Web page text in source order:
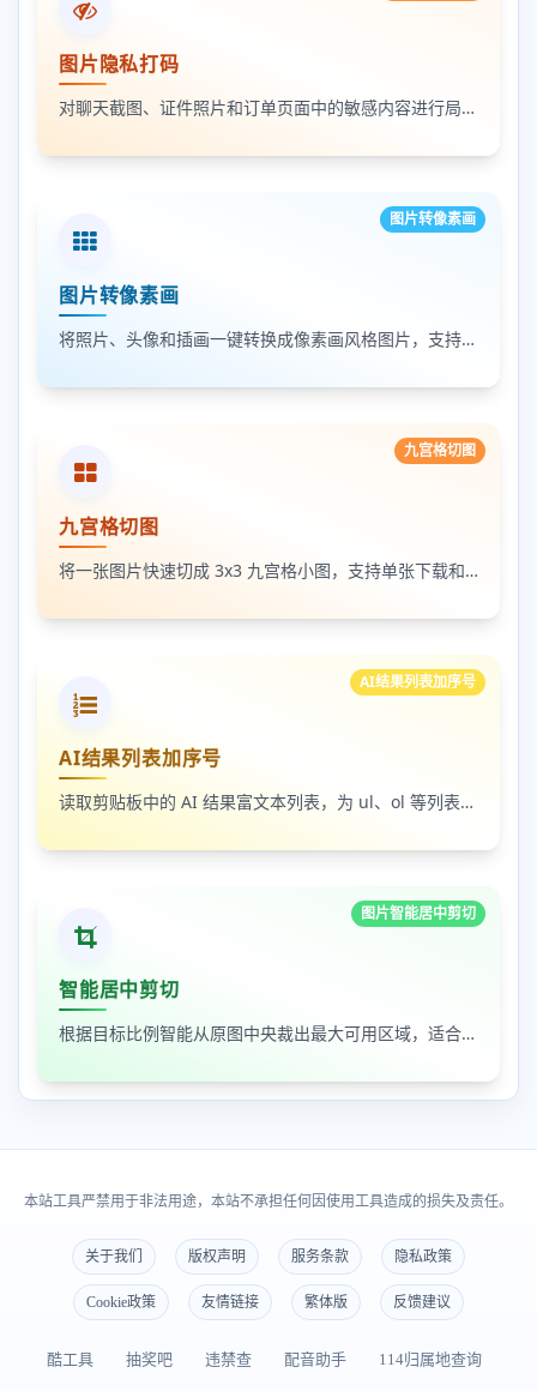
图片隐私打码
对聊天截图、证件照片和订单页面中的敏感内容进行局部打码，支持多次框选和重复处理
图片转像素画
图片转像素画
将照片、头像和插画一键转换成像素画风格图片，支持调节像素颗粒度、输出倍率和导出格式
九宫格切图
九宫格切图
将一张图片快速切成 3x3 九宫格小图，支持单张下载和 ZIP 打包下载
AI结果列表加序号
AI结果列表加序号
读取剪贴板中的 AI 结果富文本列表，为 ul、ol 等列表自动补 1-N 序号，支持富文本和纯文本输出
图片智能居中剪切
智能居中剪切
根据目标比例智能从原图中央裁出最大可用区域，适合封面图、缩略图和平台尺寸适配
本站工具严禁用于非法用途，本站不承担任何因使用工具造成的损失及责任。
关于我们 版权声明 服务条款 隐私政策
Cookie政策 友情链接 繁体版 反馈建议
酷工具 抽奖吧 违禁查 配音助手 114归属地查询